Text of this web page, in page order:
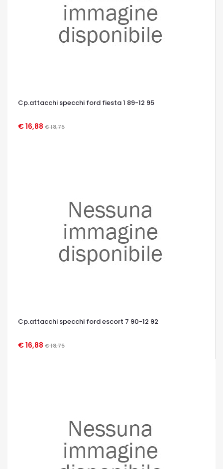
Cp.attacchi specchi ford fiesta 1 89-12 95
€ 16,88 € 18,75
OCCHIATA VELOCE
Cp.attacchi specchi ford escort 7 90-12 92
€ 16,88 € 18,75
OCCHIATA VELOCE